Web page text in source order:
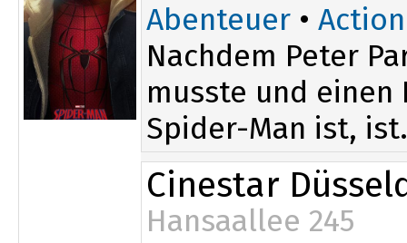
Abenteuer • Action
Nachdem Peter
musste und
Spider-Man ist,
Cinestar
Hansaallee 245